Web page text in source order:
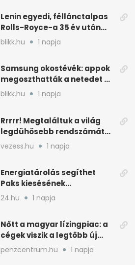
Lenin egyedi, féllánctalpas
Rolls-Royce-a 35 év után
kijött a garázsból
blikk.hu 1 napja
Samsung okostévék: appok
megoszthatták a netedet a
tudtod nélkül
blikk.hu 1 napja
Rrrrr! Megtaláltuk a világ
legdühösebb rendszámát
és az árát is
vezess.hu 1 napja
Energiatárolás segíthet
Paks kiesésének
áthidalásában
Magyarországon
24.hu 1 napja
Nőtt a magyar lízingpiac: a
cégek viszik a legtöbb új
autót 2024-ben
penzcentrum.hu 1 napja